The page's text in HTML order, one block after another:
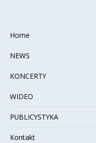
Home
NEWS
KONCERTY
WIDEO
PUBLICYSTYKA
Kontakt